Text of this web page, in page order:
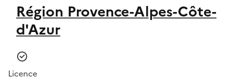
Région Provence-Alpes-Côte-
d'Azur
Licence